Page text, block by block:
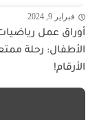
فبراير 9, 2024
أوراق عمل
الأطفال: رحلة
الأرقام!